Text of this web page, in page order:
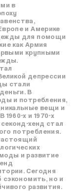
в
и Америке
для помощи
как Армия
крупными
депрессии
стали
В
и потребления,
вещи и
х и 1970-х
хенд стал
потребления.
и развитие
Сегодня
сэкономить, но и
развития.